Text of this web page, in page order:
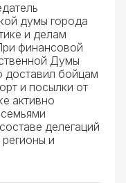
думы города
и делам
финансовой
Думы
доставил бойцам
и посылки от
активно
делегаций
и